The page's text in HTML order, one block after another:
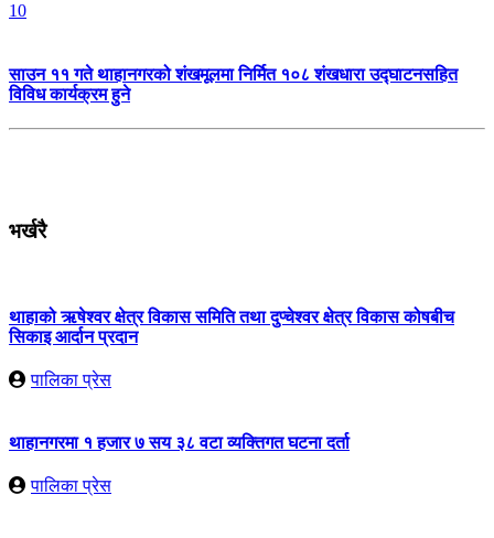
10
साउन ११ गते थाहानगरको शंखमूलमा निर्मित १०८ शंखधारा उद्घाटनसहित
विविध कार्यक्रम हुने
भर्खरै
थाहाको ऋषेश्वर क्षेत्र विकास समिति तथा दुप्चेश्वर क्षेत्र विकास कोषबीच
सिकाइ आर्दान प्रदान
पालिका प्रेस
थाहानगरमा १ हजार ७ सय ३८ वटा व्यक्तिगत घटना दर्ता
पालिका प्रेस